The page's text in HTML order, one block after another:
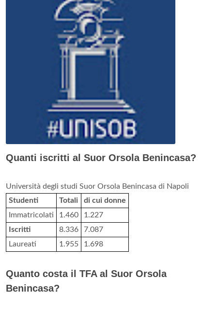
Quanti iscritti al Suor Orsola Benincasa?
Università degli studi Suor Orsola Benincasa di Napoli
Studenti
Totali
di cui donne
Immatricolati
1.460
1.227
Iscritti
8.336
7.087
Laureati
1.955 1.698
Quanto costa il TFA al Suor Orsola
Benincasa?